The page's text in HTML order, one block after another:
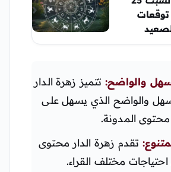
2026.. توقعات
والواضح: تتميز زهرة الدار
والواضح الذي يسهل على
المدونة.
تقدم زهرة الدار محتوى
احتياجات مختلف القراء.